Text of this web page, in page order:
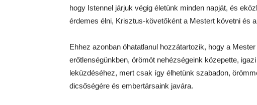
hogy Istennel járjuk végig életünk minden napját, és
érdemes élni, Krisztus-követőként a Mestert követni és
Ehhez azonban óhatatlanul hozzátartozik, hogy a
erőtlenségünkben, örömöt nehézségeink közepette,
leküzdéséhez, mert csak így élhetünk szabadon,
dicsőségére és embertársaink javára.